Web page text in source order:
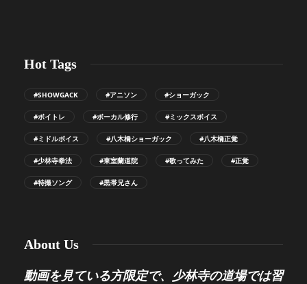
Hot Tags
#SHOWGACK #アニソン #ショーガック
#ボイトレ #ボーカル修行 #ミックスボイス
#ミドルボイス #八木橋ショーガック #八木橋正覚
#少林寺拳法 #東室蘭道院 #歌ってみた #正覚
#特撮ソング #黒帯兄さん
About Us
動画を見ている方限定で、少林寺の道場では習